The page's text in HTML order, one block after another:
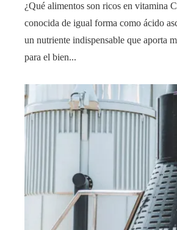
¿Qué alimentos son ricos en vitamina
conocida de igual forma como ácido
un nutriente indispensable que aporta
para el bien...